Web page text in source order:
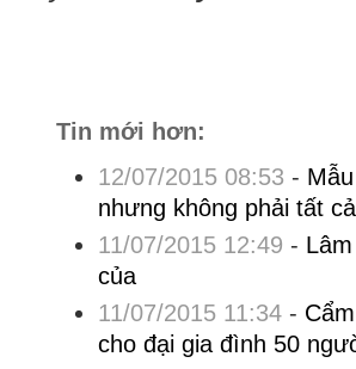
Tin mới hơn:
12/07/2015 08:53 -
nhưng không phải tất
11/07/2015 12:49 -
của
11/07/2015 11:34-
cho đại gia đình 50